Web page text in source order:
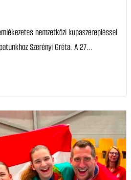
nemzetközi kupaszerepléssel
Szerényi Gréta. A 27...